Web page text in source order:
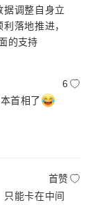
据调整自身立
落地推进，
的支持
6
首相了
首赞
能卡在中间